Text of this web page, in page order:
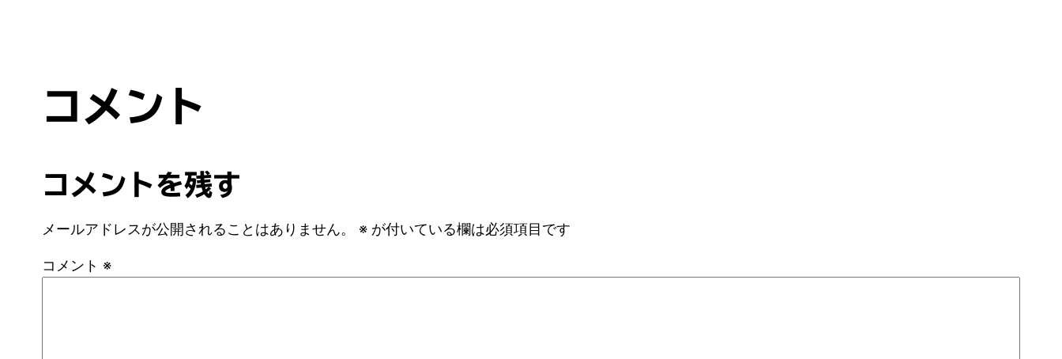
コメント
コメントを残す
メールアドレスが公開されることはありません。 ※ が付いている欄は必須項目です
コメント ※